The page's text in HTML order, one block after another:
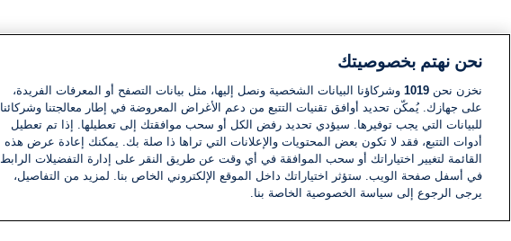
نحن نهتم بخصوصيتك
نخزن نحن 1019 وشركاؤنا البيانات الشخصية ونصل إليها، مثل بيانات التصفح أو المعرفات الفريدة،
على جهازك. يُمكّن تحديد أوافق تقنيات التتبع من دعم الأغراض المعروضة في إطار معالجتنا وشركائنا
للبيانات التي يجب توفيرها. سيؤدي تحديد رفض الكل أو سحب موافقتك إلى تعطيلها. إذا تم تعطيل
أدوات التتبع، فقد لا تكون بعض المحتويات والإعلانات التي تراها ذا صلة بك. يمكنك إعادة عرض هذه
القائمة لتغيير اختياراتك أو سحب الموافقة في أي وقت عن طريق النقر على إدارة التفضيلات الرابط
في أسفل صفحة الويب. ستؤثر اختياراتك داخل الموقع الإلكتروني الخاص بنا. لمزيد من التفاصيل،
يرجى الرجوع إلى سياسة الخصوصية الخاصة بنا.